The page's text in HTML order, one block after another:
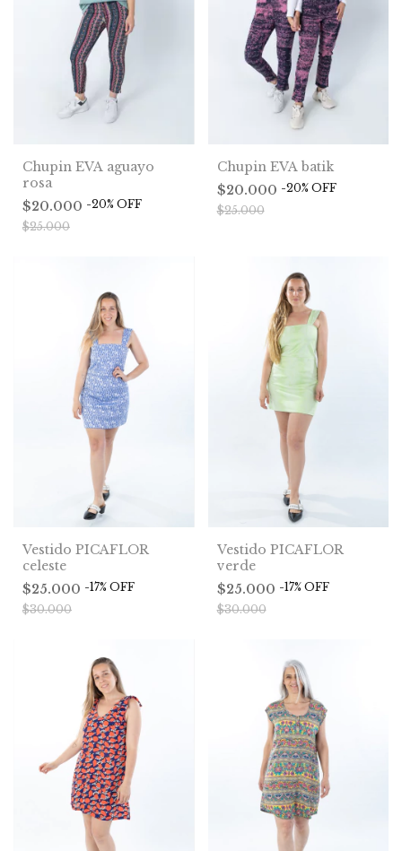
Chupin EVA aguayo
rosa
$20.000 -20% OFF
$25.000
Chupin EVA batik
$20.000 -20% OFF
$25.000
Vestido PICAFLOR
celeste
$25.000 -17% OFF
$30.000
Vestido PICAFLOR
verde
$25.000 -17% OFF
$30.000